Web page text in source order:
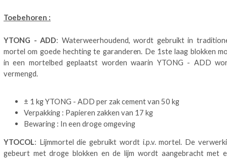
Toebehoren :
YTONG - ADD: Waterweerhoudend, wordt gebruikt in
mortel om goede hechting te garanderen. De 1ste laag blokken
in een mortelbed geplaatst worden waarin YTONG - ADD
vermengd.
± 1 kg YTONG - ADD per zak cement van 50 kg
Verpakking : Papieren zakken van 17 kg
Bewaring : In een droge omgeving
YTOCOL: Lijmmortel die gebruikt wordt i.p.v. mortel. De
gebeurt met droge blokken en de lijm wordt aangebracht met